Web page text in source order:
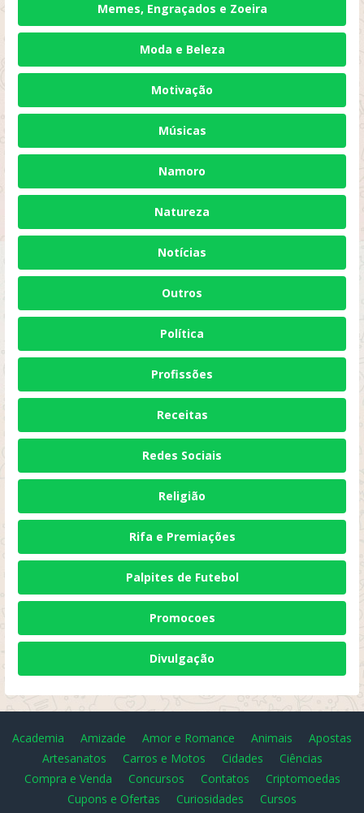
Memes, Engraçados e Zoeira
Moda e Beleza
Motivação
Músicas
Namoro
Natureza
Notícias
Outros
Política
Profissões
Receitas
Redes Sociais
Religião
Rifa e Premiações
Palpites de Futebol
Promocoes
Divulgação
Academia Amizade Amor e Romance Animais
Apostas
Artesanatos
Carros e Motos Cidades
Ciências
Compra e Venda
Concursos Contatos
Criptomoedas
Cupons e Ofertas
Curiosidades
Cursos